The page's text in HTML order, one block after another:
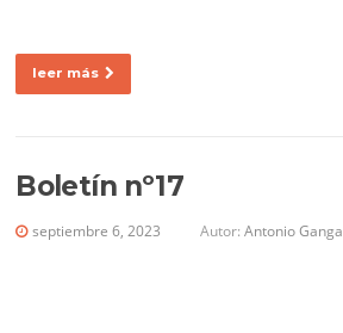
leer más
Boletín nº17
septiembre 6, 2023 Autor:Antonio Ganga